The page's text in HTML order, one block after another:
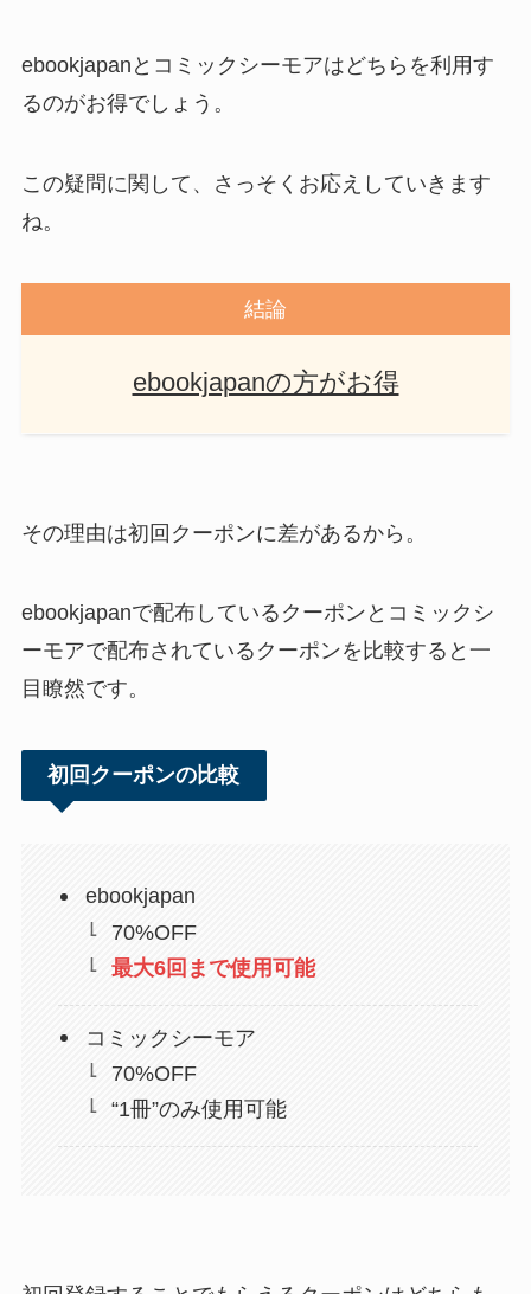
ebookjapanとコミックシーモアはどちらを利用す
るのがお得でしょう。
この疑問に関して、さっそくお応えしていきます
ね。
結論
ebookjapanの方がお得
その理由は初回クーポンに差があるから。
ebookjapanで配布しているクーポンとコミックシ
ーモアで配布されているクーポンを比較すると一
目瞭然です。
初回クーポンの比較
ebookjapan
70%OFF
最大6回まで使用可能
コミックシーモア
70%OFF
“1冊”のみ使用可能